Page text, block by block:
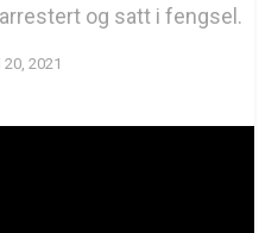
og satt i fengsel.
20, 2021